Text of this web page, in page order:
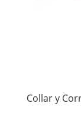
Collar y